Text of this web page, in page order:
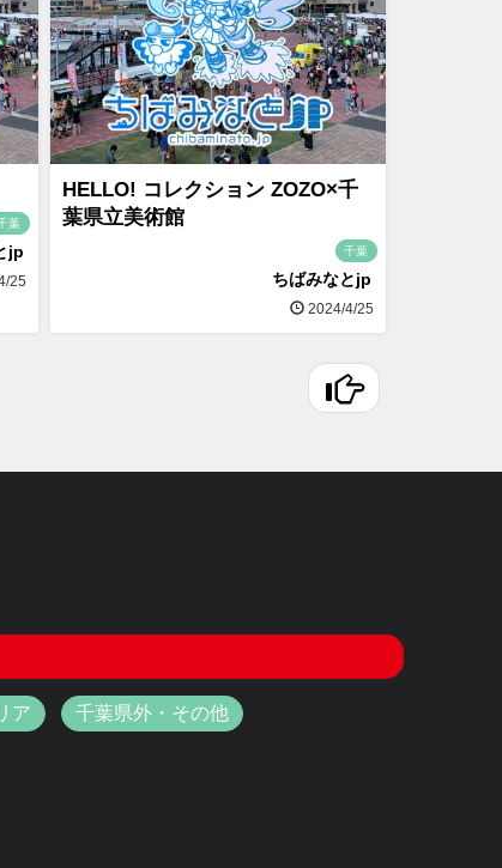
葉
jp
25
HELLO! コレクション ZOZO×千
葉県立美術館
千葉
ちばみなとjp
2024/4/25
ア 千葉県外・その他